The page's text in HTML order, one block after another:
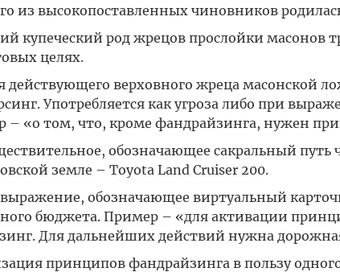
из высокопоставленных чиновников
купеческий род жрецов прослойки масонов
целях.
действующего верховного жреца масонской
Употребляется как угроза либо при
– «о том, что, кроме фандрайзинга, нужен
обозначающее сакральный
земле – Toyota Land Cruiser 200.
обозначающее виртуальный
бюджета. Пример – «для активации
Для дальнейших действий нужна
принципов фандрайзинга в пользу